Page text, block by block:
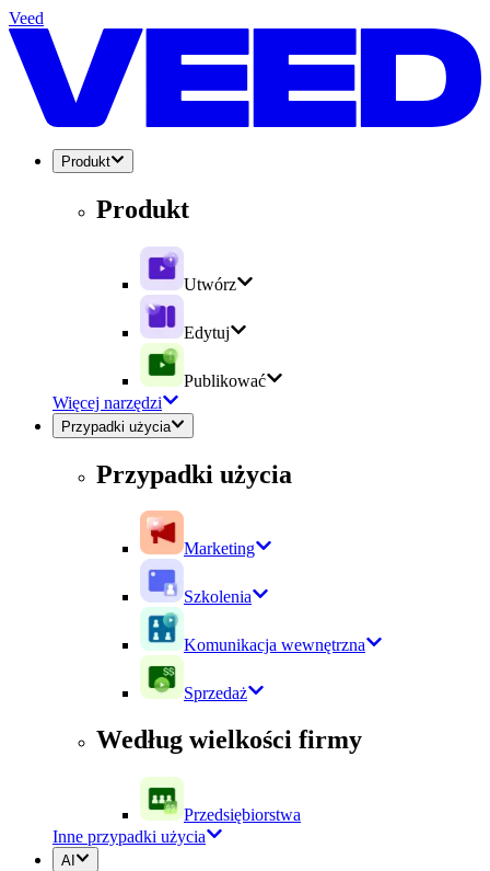
Veed
Produkt
Produkt
Utwórz
Edytuj
Publikować
Więcej narzędzi
Przypadki użycia
Przypadki użycia
Marketing
Szkolenia
Komunikacja wewnętrzna
Sprzedaż
Według wielkości firmy
Przedsiębiorstwa
Inne przypadki użycia
AI